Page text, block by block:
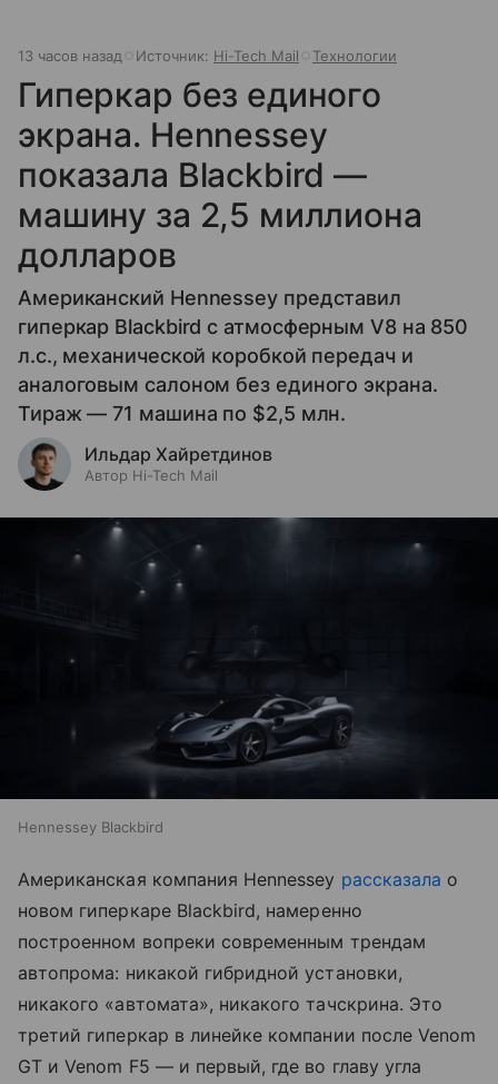
13 часов назад Источник: Hi-Tech Mail Технологии
Гиперкар без единого
экрана. Hennessey
показала Blackbird —
машину за 2,5 миллиона
долларов
Американский Hennessey представил
гиперкар Blackbird с атмосферным V8 на 850
л.с., механической коробкой передач и
аналоговым салоном без единого экрана.
Тираж — 71 машина по $2,5 млн.
Ильдар Хайретдинов
Автор Hi-Tech Mail
Hennessey Blackbird
Американская компания Hennessey рассказала о
новом гиперкаре Blackbird, намеренно
построенном вопреки современным трендам
автопрома: никакой гибридной установки,
никакого «автомата», никакого тачскрина. Это
третий гиперкар в линейке компании после Venom
GT и Venom F5 — и первый, где во главу угла